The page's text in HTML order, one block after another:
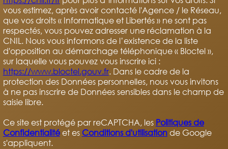
vous estimez, après avoir contacté l'Agence / le Réseau,
que vos droits « Informatique et Libertés » ne sont pas
respectés, vous pouvez adresser une réclamation à la
CNIL. Nous vous informons de l’existence de la liste
d'opposition au démarchage téléphonique « Bloctel »,
sur laquelle vous pouvez vous inscrire ici :
https://www.bloctel.gouv.fr. Dans le cadre de la
protection des Données personnelles, nous vous invitons
à ne pas inscrire de Données sensibles dans le champ de
saisie libre.
Ce site est protégé par reCAPTCHA, les Politiques de
Confidentialitéet es Conditions d'utilisationde Google
s'appliquent.